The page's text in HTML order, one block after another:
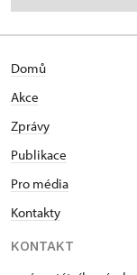
Domů
Akce
Zprávy
Publikace
Pro média
Kontakty
KONTAKT